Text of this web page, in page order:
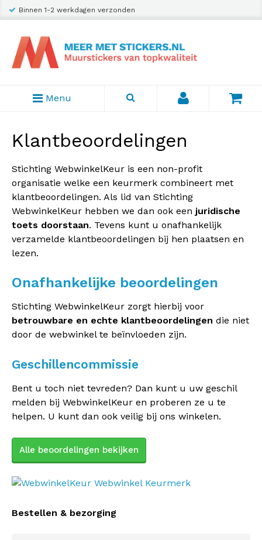
Binnen 1-2 werkdagen verzonden
Menu
Klantbeoordelingen
Stichting WebwinkelKeur is een non-profit
organisatie welke een keurmerk combineert met
klantbeoordelingen. Als lid van Stichting
WebwinkelKeur hebben we dan ook een juridische
toets doorstaan. Tevens kunt u onafhankelijk
verzamelde klantbeoordelingen bij hen plaatsen en
lezen.
Onafhankelijke beoordelingen
Stichting WebwinkelKeur zorgt hierbij voor
betrouwbare en echte klantbeoordelingen die niet
door de webwinkel te beïnvloeden zijn.
Geschillencommissie
Bent u toch niet tevreden? Dan kunt u uw geschil
melden bij WebwinkelKeur en proberen ze u te
helpen. U kunt dan ook veilig bij ons winkelen.
Alle beoordelingen bekijken
Bestellen & bezorging